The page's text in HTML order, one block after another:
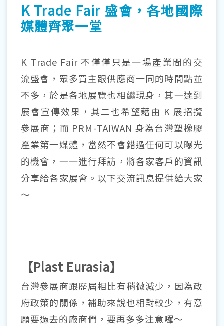
K Trade Fair 盛會，各地國際
媒體齊聚一堂
K Trade Fair 不僅僅只是一場產業間的交
流盛會，眾多買主跟供應商一同的時間點並
不多，於是各地展覽也相繼現身，其一達到
展會宣傳效果，其二也希望藉由 K 展招攬
參展商；而 PRM-TAIWAN 身為台灣塑橡膠
產業第一媒體，當然不會錯過任何可以曝光
的機會，一一進行拜訪，將各家客戶的資訊
分享給各家展會。以下交流訊息提供給大家
～
【Plast Eurasia】
台灣參展商跟歷屆相比有稍微減少，因為政
府政策的關係，補助來說也相對較少，有意
願要過去的廠商們，要再多多注意囉～